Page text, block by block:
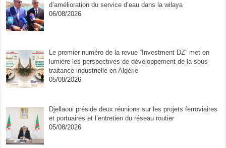
d’amélioration du service d’eau dans la wilaya
06/08/2026
Le premier numéro de la revue “Investment DZ” met en
lumière les perspectives de développement de la sous-
traitance industrielle en Algérie
05/08/2026
Djellaoui préside deux réunions sur les projets ferroviaires
et portuaires et l’entretien du réseau routier
05/08/2026